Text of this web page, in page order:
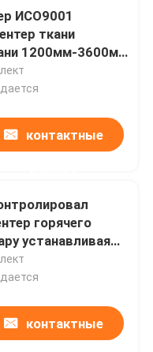
ИСО9001
ткани
1200мм-3600мм
контактные
горячего
устанавливая
15КВ Паддер
контактные